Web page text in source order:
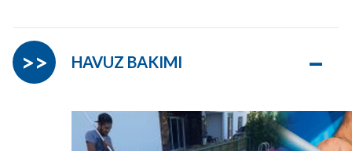
HAVUZ BAKIMI –
>>